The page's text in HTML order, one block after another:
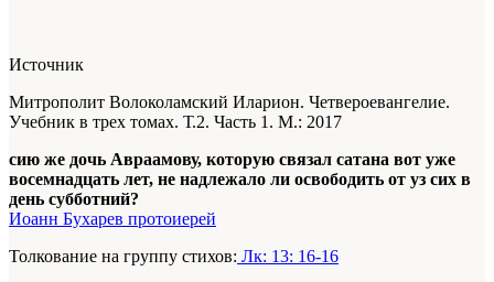
Источник
Митрополит Волоколамский Иларион. Четвероевангелие.
Учебник в трех томах. Т.2. Часть 1. М.: 2017
сию же дочь Авраамову, которую связал сатана вот уже
восемнадцать лет, не надлежало ли освободить от уз сих в
день субботний?
Иоанн Бухарев протоиерей
Толкование на группу стихов: Лк: 13: 16-16